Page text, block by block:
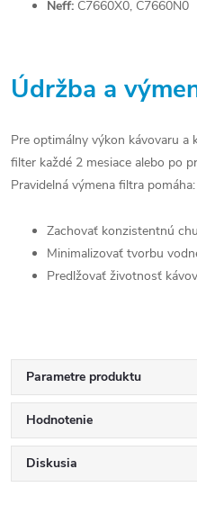
Neff: C7660X0, C7660N0
Údržba a
Pre optimálny výkon kávovaru a
filter každé 2 mesiace alebo po
Pravidelná výmena filtra pomáha:
Zachovať konzistentnú
Minimalizovať tvorbu
Predlžovať životnosť
Parametre produktu
Hodnotenie
Diskusia